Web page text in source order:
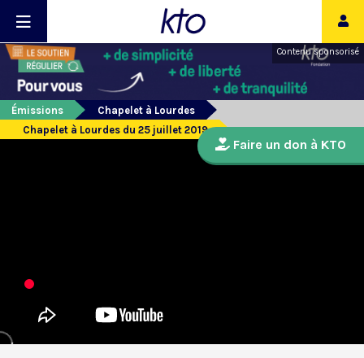
Contenu sponsorisé
Émissions
Chapelet à Lourdes
Chapelet à Lourdes du 25 juillet 2019
Faire un don à KTO